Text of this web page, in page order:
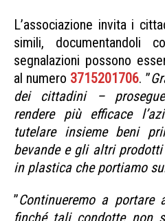
L’associazione invita i
simili,
segnalazioni possono
al numero 3715201706. ”
dei cittadini –
rendere più efficace
tutelare insieme beni
bevande e gli altri
in plastica che portiamo
”Continueremo a portare
finché tali condotte non